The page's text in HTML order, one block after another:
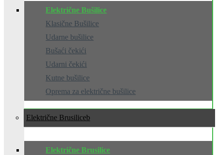
Električne Bušilice
Klasične Bušilice
Udarne bušilice
Bušaći čekići
Udarni čekići
Kutne bušilice
Oprema za električne bušilice
Električne Brusilice
Električne Brusilice